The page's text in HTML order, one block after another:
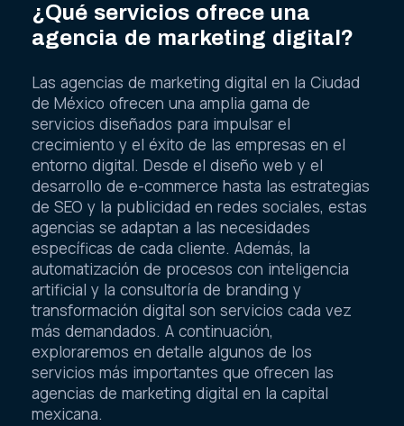
¿Qué servicios ofrece una
agencia de marketing digital?
Las agencias de marketing digital en la Ciudad
de México ofrecen una amplia gama de
servicios diseñados para impulsar el
crecimiento y el éxito de las empresas en el
entorno digital. Desde el diseño web y el
desarrollo de e-commerce hasta las estrategias
de SEO y la publicidad en redes sociales, estas
agencias se adaptan a las necesidades
específicas de cada cliente. Además, la
automatización de procesos con inteligencia
artificial y la consultoría de branding y
transformación digital son servicios cada vez
más demandados. A continuación,
exploraremos en detalle algunos de los
servicios más importantes que ofrecen las
agencias de marketing digital en la capital
mexicana.